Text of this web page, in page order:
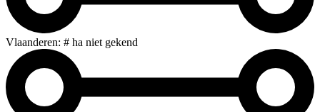
Vlaanderen: # ha niet gekend